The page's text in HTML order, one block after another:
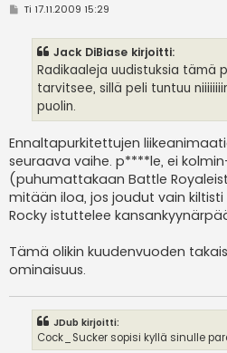
VTi 17.11.2009 15:29
Jack DiBiase kirjoitti:
Radikaaleja uudistuksia tämä
tarvitsee, sillä peli tuntuu
puolin.
Ennaltapurkitettujen
seuraava vaihe. p****le, ei
(puhumattakaan Battle
mitään iloa, jos joudut vain
Rocky istuttelee
Tämä olikin kuudenvuoden
ominaisuus.
JDub kirjoitti:
Cock_Sucker sopisi kyllä sinulle